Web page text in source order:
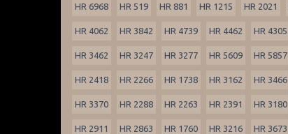
HR 6968 HR 519 HR 881 HR 1215 HR 2021
HR 4062 HR 3842 HR 4739 HR 4462 HR 4305
HR 3462 HR 3247 HR 3277 HR 5609 HR 5857
HR 2418 HR 2266 HR 1738 HR 3162 HR 3466
HR 3370 HR 2288 HR 2263 HR 2391 HR 3180
HR 2911 HR 2863 HR 1760 HR 3216 HR 3673